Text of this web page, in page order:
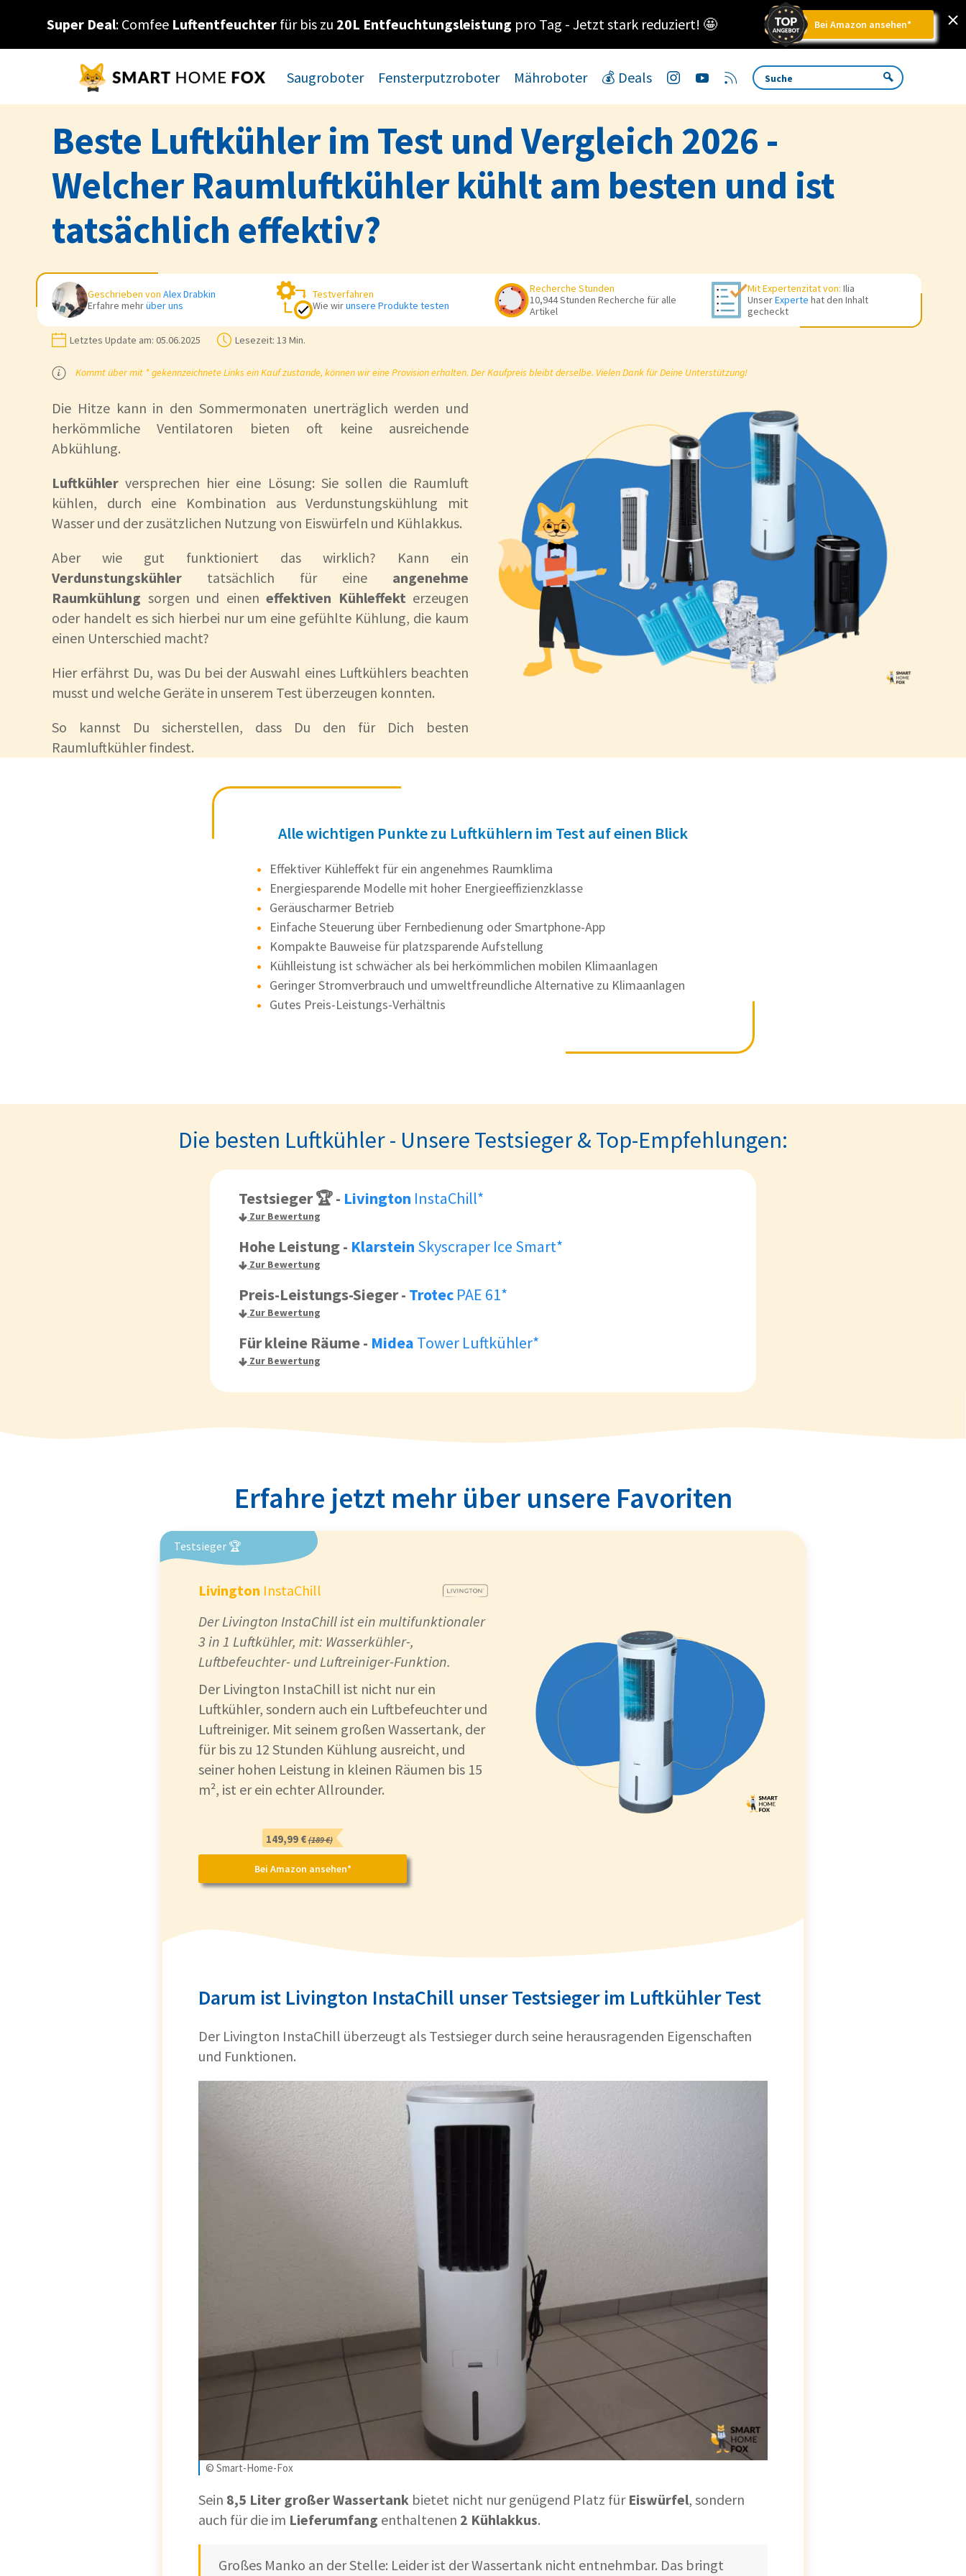
Super Deal: Comfee Luftentfeuchterfür bis zu 20L Entfeuchtungsleistung pro Tag - Jetzt stark reduziert! 🤩 Bei Amazon ansehen*
Saugroboter Fensterputzroboter Mähroboter 💰 Deals
Beste Luftkühler im Test und Vergleich 2026 -
Welcher Raumluftkühler kühlt am besten und ist
tatsächlich effektiv?
Geschrieben von Alex Drabkin
Erfahre mehrüber uns
Testverfahren
Wie wirunsere Produkte testen
Recherche Stunden
10,944 Stunden Recherche für alle
Artikel
Mit Expertenzitat von: Ilia
UnserExperte hat den Inhalt
gecheckt
Letztes Update am: 05.06.2025 Lesezeit: 13 Min.
Kommt über mit * gekennzeichnete Links ein Kauf zustande, können wir eine Provision erhalten. Der Kaufpreis bleibt derselbe. Vielen Dank für Deine Unterstützung!
Die Hitze kann in den Sommermonaten unerträglich werden und
herkömmliche Ventilatoren bieten oft keine ausreichende
Abkühlung.
Luftkühler versprechen hier eine Lösung: Sie sollen die Raumluft
kühlen, durch eine Kombination aus Verdunstungskühlung mit
Wasser und der zusätzlichen Nutzung von Eiswürfeln und Kühlakkus.
Aber wie gut funktioniert das wirklich? Kann ein
Verdunstungskühler tatsächlich für eine angenehme
Raumkühlung sorgen und einen effektiven Kühleffekt erzeugen
oder handelt es sich hierbei nur um eine gefühlte Kühlung, die kaum
einen Unterschied macht?
Hier erfährst Du, was Du bei der Auswahl eines Luftkühlers beachten
musst und welche Geräte in unserem Test überzeugen konnten.
So kannst Du sicherstellen, dass Du den für Dich besten
Raumluftkühler findest.
Alle wichtigen Punkte zu Luftkühlern im Test auf einen Blick
Effektiver Kühleffekt für ein angenehmes Raumklima
Energiesparende Modelle mit hoher Energieeffizienzklasse
Geräuscharmer Betrieb
Einfache Steuerung über Fernbedienung oder Smartphone-App
Kompakte Bauweise für platzsparende Aufstellung
Kühlleistung ist schwächer als bei herkömmlichen mobilen Klimaanlagen
Geringer Stromverbrauch und umweltfreundliche Alternative zu Klimaanlagen
Gutes Preis-Leistungs-Verhältnis
Die besten Luftkühler - Unsere Testsieger & Top-Empfehlungen:
Testsieger 🏆- Livington InstaChill*
Zur Bewertung
Hohe Leistung- Klarstein Skyscraper Ice Smart*
Zur Bewertung
Preis-Leistungs-Sieger- Trotec PAE 61*
Zur Bewertung
Für kleine Räume- Midea Tower Luftkühler*
Zur Bewertung
Erfahre jetzt mehr über unsere Favoriten
Testsieger 🏆
Livington InstaChill
Der Livington InstaChill ist ein multifunktionaler
3 in 1 Luftkühler, mit: Wasserkühler-,
Luftbefeuchter- und Luftreiniger-Funktion.
Der Livington InstaChill ist nicht nur ein
Luftkühler, sondern auch ein Luftbefeuchter und
Luftreiniger. Mit seinem großen Wassertank, der
für bis zu 12 Stunden Kühlung ausreicht, und
seiner hohen Leistung in kleinen Räumen bis 15
m², ist er ein echter Allrounder.
149,99 €(189 €)
Bei Amazon ansehen*
Darum ist Livington InstaChill unser Testsieger im Luftkühler Test
Der Livington InstaChill überzeugt als Testsieger durch seine herausragenden Eigenschaften
und Funktionen.
© Smart-Home-Fox
Sein 8,5 Liter großer Wassertank bietet nicht nur genügend Platz für Eiswürfel, sondern
auch für die im Lieferumfang enthaltenen 2 Kühlakkus.
Großes Manko an der Stelle: Leider ist der Wassertank nicht entnehmbar. Das bringt